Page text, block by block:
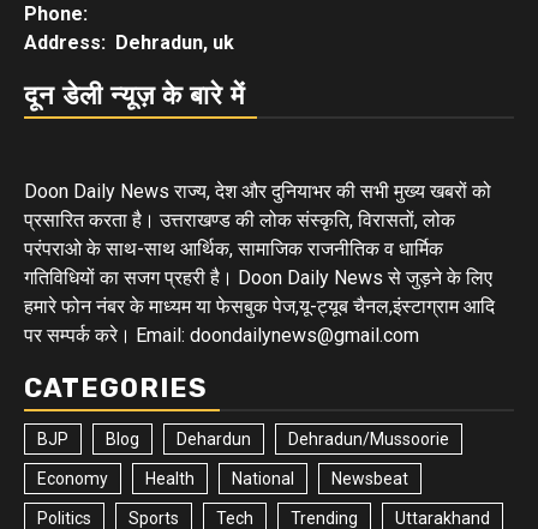
Phone:
Address: Dehradun, uk
दून डेली न्यूज़ के बारे में
Doon Daily News राज्य, देश और दुनियाभर की सभी मुख्य खबरों को
प्रसारित करता है। उत्तराखण्ड की लोक संस्कृति, विरासतों, लोक
परंपराओ के साथ-साथ आर्थिक, सामाजिक राजनीतिक व धार्मिक
गतिविधियों का सजग प्रहरी है। Doon Daily News से जुड़ने के लिए
हमारे फोन नंबर के माध्यम या फेसबुक पेज,यू-ट्यूब चैनल,इंस्टाग्राम आदि
पर सम्पर्क करे। Email: doondailynews@gmail.com
CATEGORIES
BJP Blog Dehardun Dehradun/Mussoorie
Economy Health National Newsbeat
Politics Sports Tech Trending Uttarakhand